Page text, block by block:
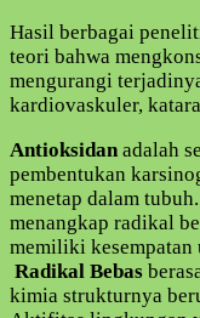
Hasil berbagai
teori bahwa
mengurangi
kardiovaskuler,
Antioksidanadalah
pembentukan
menetap dalam
menangkap radikal
memiliki kesempatan
Radikal Bebas
kimia strukturnya